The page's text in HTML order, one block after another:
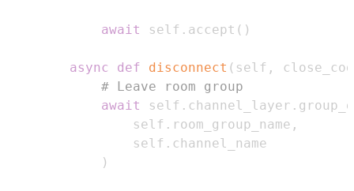
await self . accept ( )
async def disconnect ( self ,
# Leave room group
await
self . channel_layer .
            self
. room_group_name ,
            self
.
)